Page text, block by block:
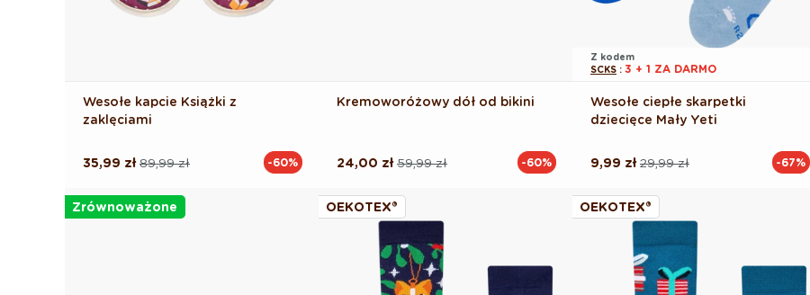
Wesołe kapcie Książki z
zaklęciami
Cena
89,99 zł
Cena
35,99 zł -60%
Kremoworóżowy dół od bikini
Cena
59,99 zł
Cena
24,00 zł -60%
Z kodem
SCKS : 3 + 1 ZA DARMO
Wesołe ciepłe skarpetki
dziecięce Mały Yeti
Cena
29,99 zł
Cena
9,99 zł -67%
Zrównoważone OEKOTEX® OEKOTEX®